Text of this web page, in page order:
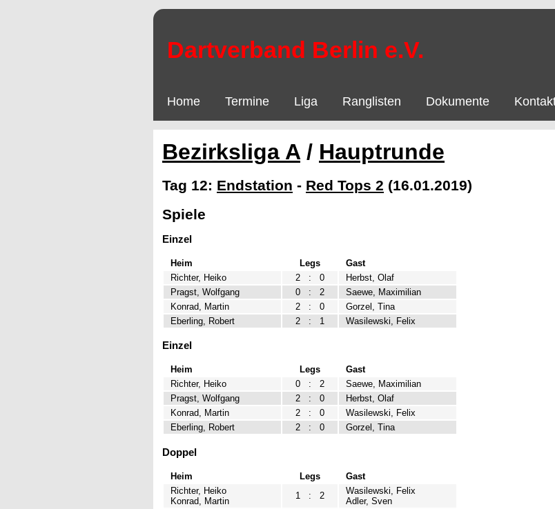
Dartverband Berlin e.V.
Home Termine Liga Ranglisten Dokumente
Bezirksliga A / Hauptrunde
Tag 12: Endstation - Red Tops 2 (16.01.2019)
Spiele
Einzel
Heim Legs
Gast
Richter, Heiko
2 : 0
Herbst, Olaf
Pragst, Wolfgang
0 : 2
Saewe, Maximilian
Konrad, Martin
2 : 0
Gorzel, Tina
Eberling, Robert
2 : 1 Wasilewski, Felix
Einzel
Heim Legs
Gast
Richter, Heiko
0 : 2
Saewe, Maximilian
Pragst, Wolfgang
2 : 0
Herbst, Olaf
Konrad, Martin
2 : 0
Wasilewski, Felix
Eberling, Robert
2 : 0 Gorzel, Tina
Doppel
Heim Legs
Gast
Richter, Heiko
Konrad, Martin
1 : 2
Wasilewski, Felix
Adler, Sven